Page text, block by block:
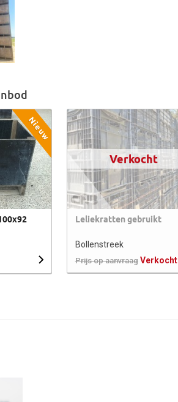
Nieuw
Verkocht
Leliekratten gebruikt
Bollenstreek
Prijs op aanvraagVerkocht